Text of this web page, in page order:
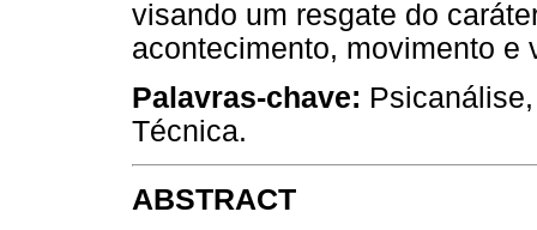
visando um resgate do
acontecimento, movimento e
Palavras-chave:
Técnica.
ABSTRACT